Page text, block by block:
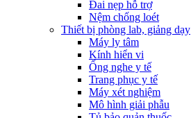
Đai nẹp hỗ trợ
Nệm chống loét
Thiết bị phòng lab, giảng dạy
Máy ly tâm
Kính hiển vi
Ống nghe y tế
Trang phục y tế
Máy xét nghiệm
Mô hình giải phẫu